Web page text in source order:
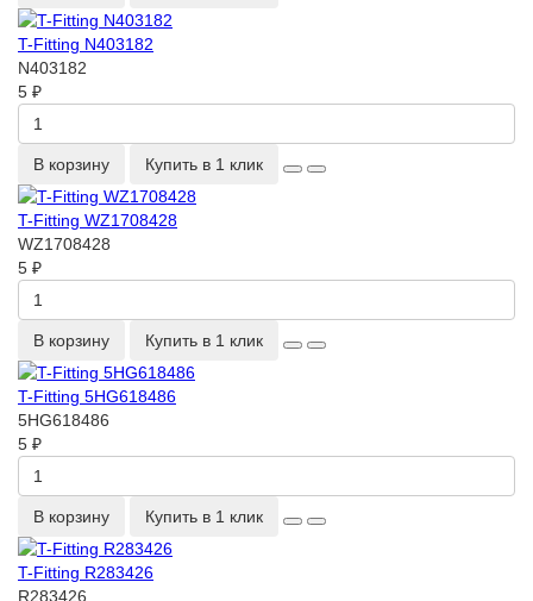
T-Fitting N403182
N403182
5 ₽
В корзину Купить в 1 клик
T-Fitting WZ1708428
WZ1708428
5 ₽
В корзину Купить в 1 клик
T-Fitting 5HG618486
5HG618486
5 ₽
В корзину Купить в 1 клик
T-Fitting R283426
R283426